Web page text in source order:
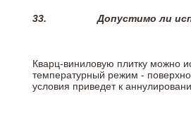
33.Допустимо ли
Кварц-виниловую плитку можно
температурный режим -
условия приведет к